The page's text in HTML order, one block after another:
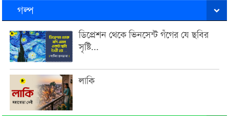
গল্প
ডিপ্রেশন থেকে ভিনসেন্ট গঁগের যে ছবির
সৃষ্টি...
লাকি